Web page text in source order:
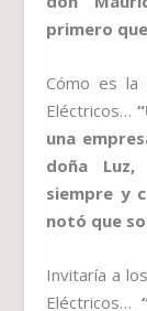
primero
Cómo es la
Eléctricos…
una
doña
siempre y
notó que
Invitaría a
Eléctricos…